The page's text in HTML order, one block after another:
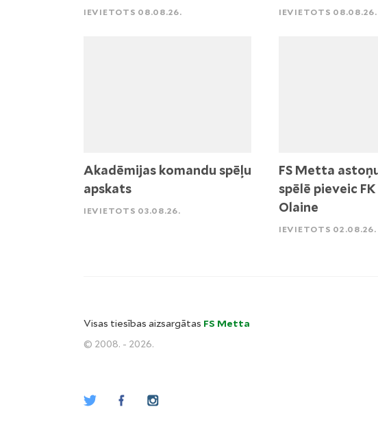
IEVIETOTS 08.08.26. IEVIETOTS 08.08.26.
Akadēmijas komandu spēļu
apskats
IEVIETOTS 03.08.26.
FS Metta
spēlē pieveic
Olaine
IEVIETOTS 02.08.26.
Visas tiesības aizsargātas FS Metta
© 2008. - 2026.